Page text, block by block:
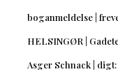
boganmeldelse |
HELSINGØR |
Asger Schnack |